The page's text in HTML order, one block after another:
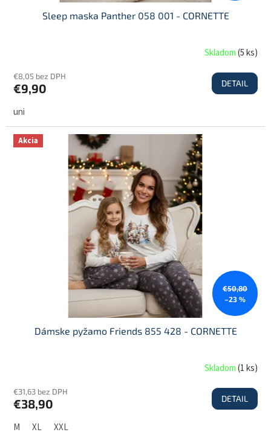
Sleep maska Panther 058 001 - CORNETTE
Skladom(5 ks)
€8,05 bez DPH
€9,90 DETAIL
uni
Akcia
€50,80
–23 %
Dámske pyžamo Friends 855 428 - CORNETTE
Skladom(1 ks)
€31,63 bez DPH
€38,90 DETAIL
M XL XXL